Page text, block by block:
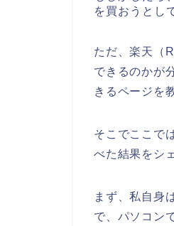
を買おうとし
ただ、楽天（
できるのかが
きるページを
そこでここで
べた結果をシ
まず、私自身
で、パソコン